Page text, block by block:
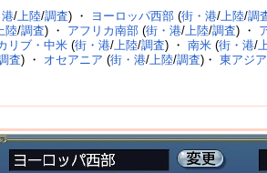
港/ 上陸/調査) ・ ヨーロッパ西部 (街・港/ 上陸/調
上陸/調査) ・ アフリカ南部 (街・港/ 上陸/調査) ・
リブ・中米 (街・港/ 上陸/調査) ・南米 (街・港/
査) ・ オセアニア (街・港/ 上陸/調査)・東アジア